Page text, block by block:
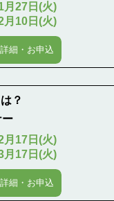
月27日(火)
月10日(火)
詳細・お申込
？
ー
月17日(火)
月17日(火)
詳細・お申込